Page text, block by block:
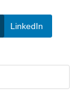
LinkedIn